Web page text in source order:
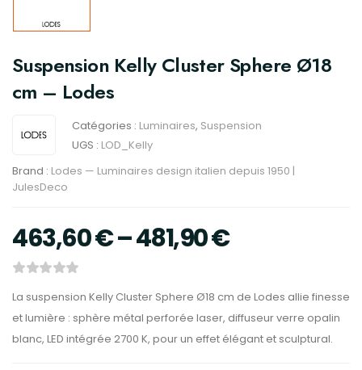
Suspension Kelly Cluster Sphere Ø18
cm – Lodes
Catégories : Luminaires, Suspension
UGS : LOD_Kelly
Brand : Lodes — Luminaires design italien depuis 1950 |
JulesDeco
463,60€–481,90€
La suspension Kelly Cluster Sphere Ø18 cm de Lodes allie finesse
et lumière : sphère métal perforée laser, diffuseur verre opalin
blanc, LED intégrée 2700 K, pour un effet élégant et sculptural.